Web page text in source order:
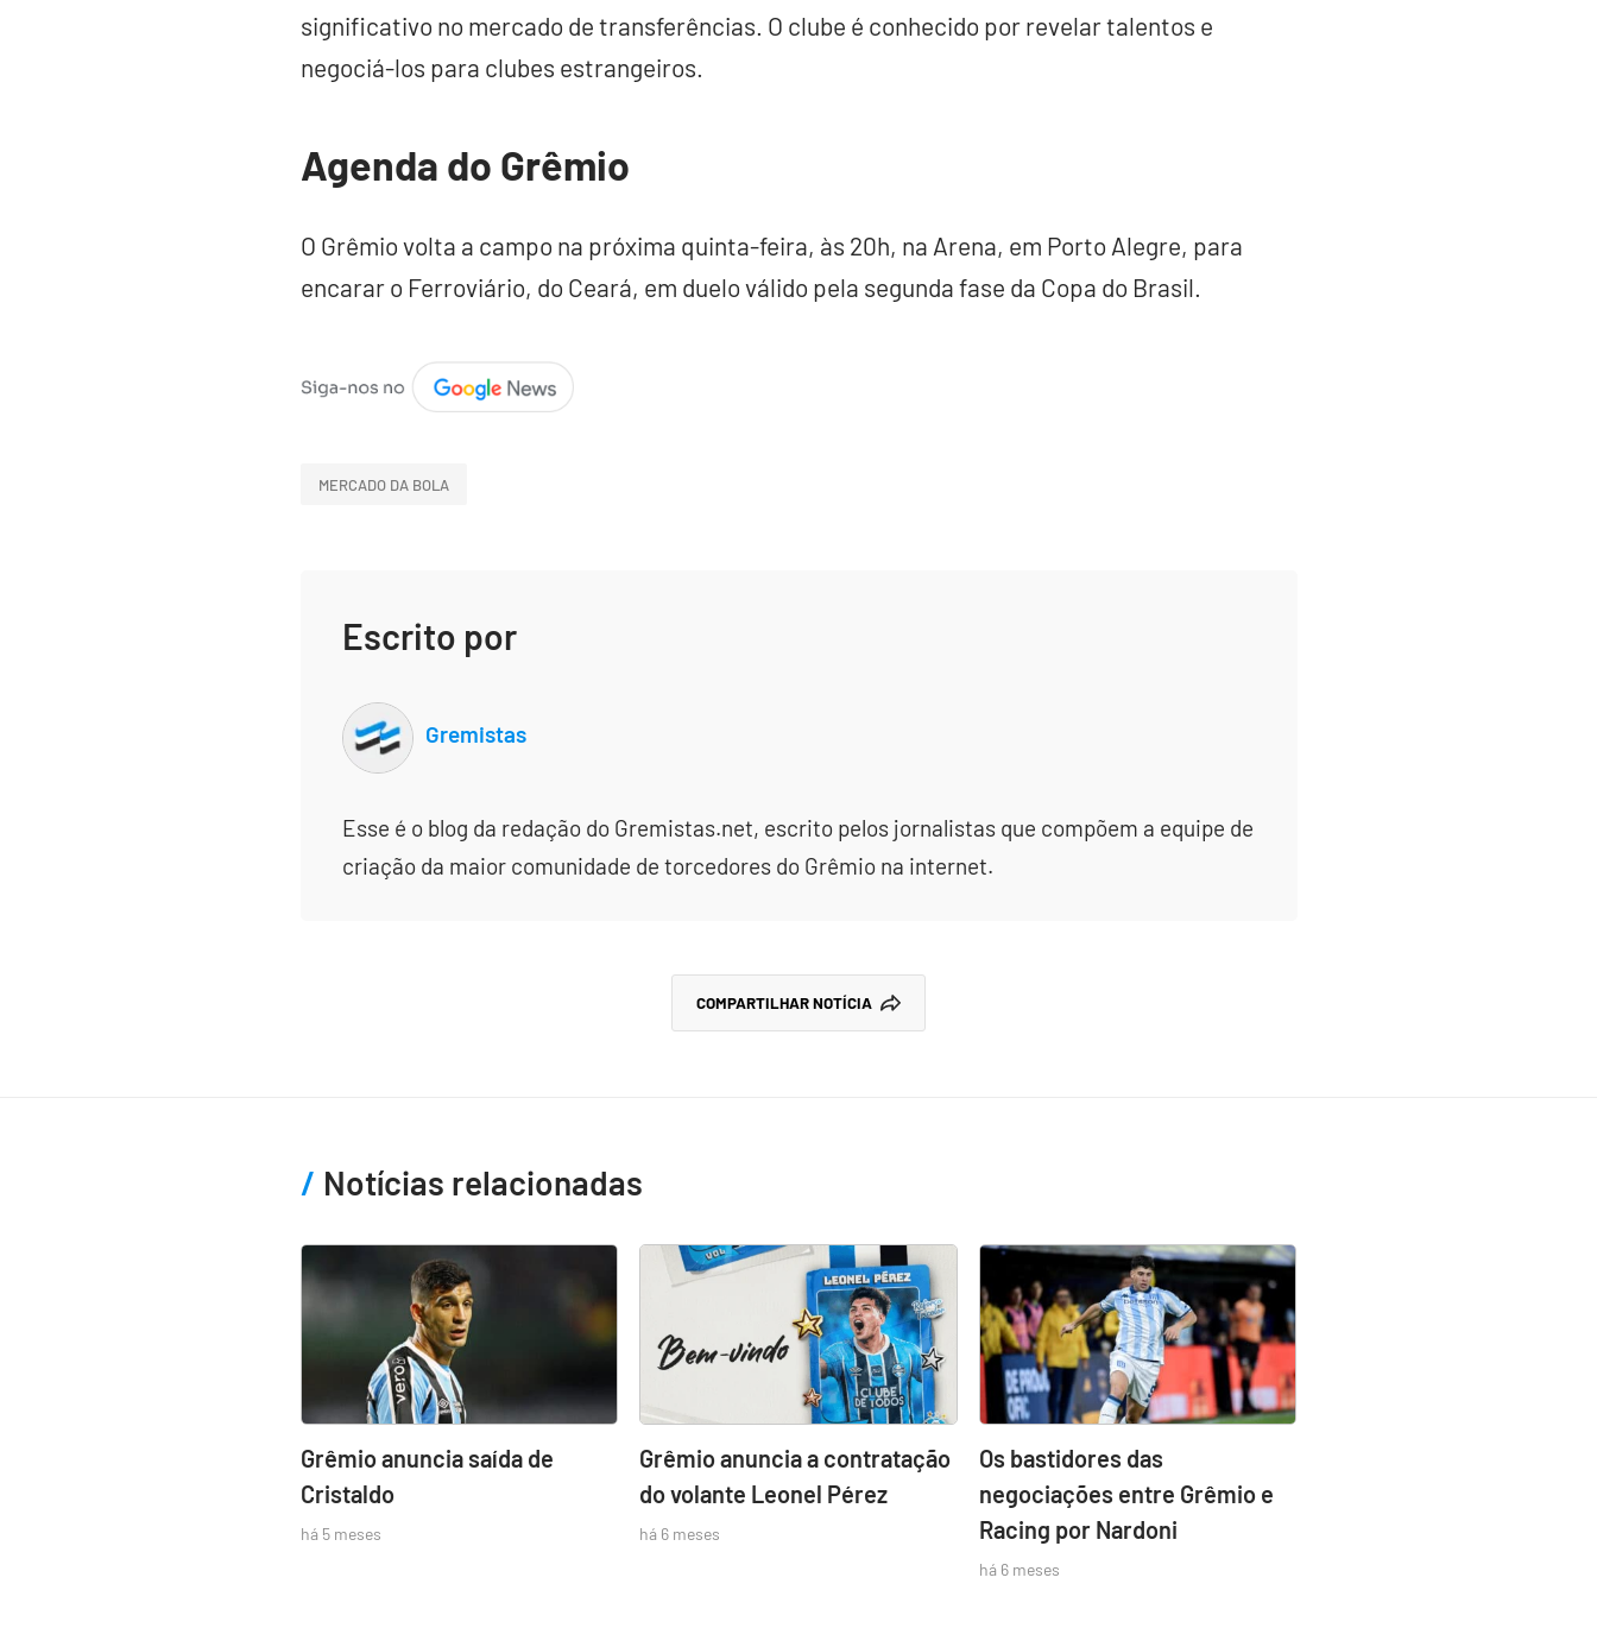
significativo no mercado de transferências. O clube é conhecido por revelar talentos e
negociá-los para clubes estrangeiros.
Agenda do Grêmio
O Grêmio volta a campo na próxima quinta-feira, às 20h, na Arena, em Porto Alegre, para
encarar o Ferroviário, do Ceará, em duelo válido pela segunda fase da Copa do Brasil.
MERCADO DA BOLA
Escrito por
Gremistas
Esse é o blog da redação do Gremistas.net, escrito pelos jornalistas que compõem a equipe de
criação da maior comunidade de torcedores do Grêmio na internet.
COMPARTILHAR NOTÍCIA
Notícias relacionadas
Grêmio anuncia saída de
Cristaldo
há 5 meses
Grêmio anuncia a contratação
do volante Leonel Pérez
há 6 meses
Os bastidores das
negociações entre Grêmio e
Racing por Nardoni
há 6 meses